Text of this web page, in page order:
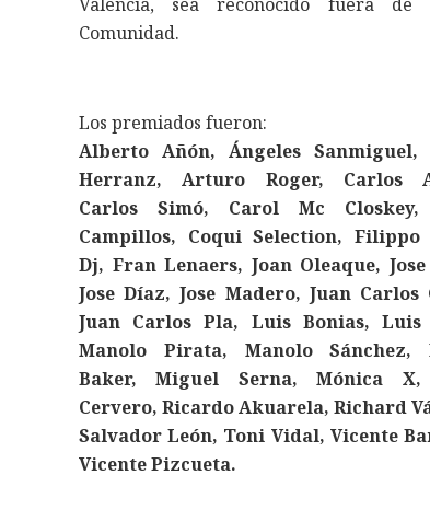
Comunidad.
Los premiados fueron:
Alberto Añón, Ángeles
Herranz, Arturo Roger, Carlos
Carlos Simó, Carol Mc Closkey,
Campillos, Coqui Selection, Filippo
Dj, Fran Lenaers, Joan Oleaque, Jose
Jose Díaz, Jose Madero, Juan Carlos
Juan Carlos Pla, Luis Bonias, Luis
Manolo Pirata, Manolo Sánchez,
Baker, Miguel Serna, Mónica X,
Cervero, Ricardo Akuarela, Richard
Salvador León, Toni Vidal, Vicente
Vicente Pizcueta.